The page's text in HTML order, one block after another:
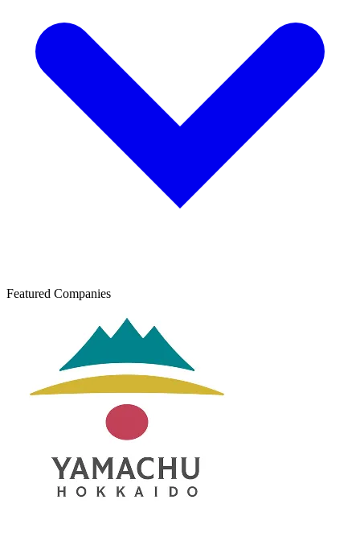
Featured Companies